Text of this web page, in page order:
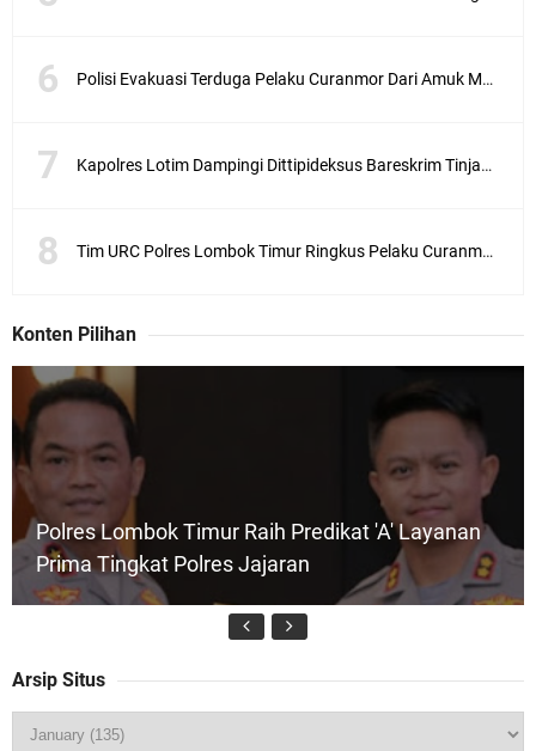
Polisi Evakuasi Terduga Pelaku Curanmor Dari Amuk Masa
Kapolres Lotim Dampingi Dittipideksus Bareskrim Tinjau Sentra Bawah Putih Sembalun
Tim URC Polres Lombok Timur Ringkus Pelaku Curanmor Bersana BB
Konten Pilihan
Polres Lombok Timur Raih Predikat 'A' Layanan
Prima Tingkat Polres Jajaran
Arsip Situs